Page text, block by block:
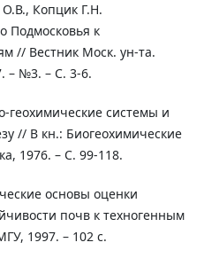
Копцик Г.Н.
Подмосковья к
// Вестник Моск. ун-та.
– №3. – С. 3-6.
геохимические системы и
// В кн.: Биогеохимические
1976. – С. 99-118.
основы оценки
почв к техногенным
1997. – 102 с.